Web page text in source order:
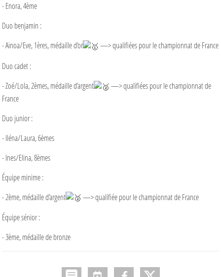
- Enora, 4ème
Duo benjamin :
- Aïnoa/Eve, 1ères, médaille d’or
—> qualifiées pour le championnat de France
Duo cadet :
- Zoé/Lola, 2èmes, médaille d’argent
—> qualifiées pour le championnat de
France
Duo junior :
- Iléna/Laura, 6èmes
- Ines/Elina, 8èmes
Équipe minime :
- 2ème, médaille d’argent
—> qualifiée pour le championnat de France
Équipe sénior :
- 3ème, médaille de bronze